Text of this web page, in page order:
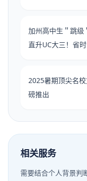
加州高中生＂跳级
直升UC大三！省时
2025暑期顶尖名
磅推出
相关服务
需要结合个人背景判